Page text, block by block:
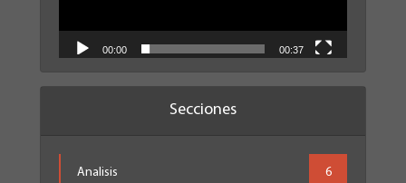
00:00 00:37
Secciones
Analisis 6